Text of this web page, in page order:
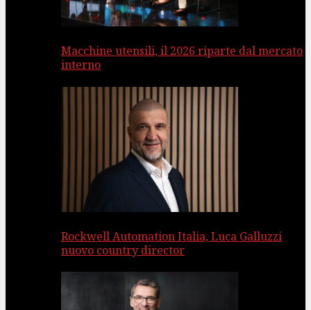
Macchine utensili, il 2026 riparte dal mercato
interno
Rockwell Automation Italia, Luca Galluzzi
nuovo country director